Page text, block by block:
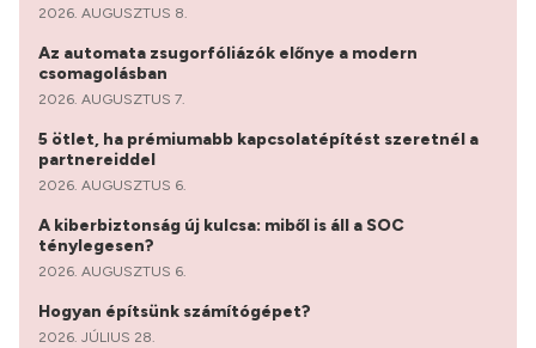
2026. AUGUSZTUS 8.
Az automata zsugorfóliázók előnye a modern
csomagolásban
2026. AUGUSZTUS 7.
5 ötlet, ha prémiumabb kapcsolatépítést szeretnél a
partnereiddel
2026. AUGUSZTUS 6.
A kiberbiztonság új kulcsa: miből is áll a SOC
ténylegesen?
2026. AUGUSZTUS 6.
Hogyan építsünk számítógépet?
2026. JÚLIUS 28.